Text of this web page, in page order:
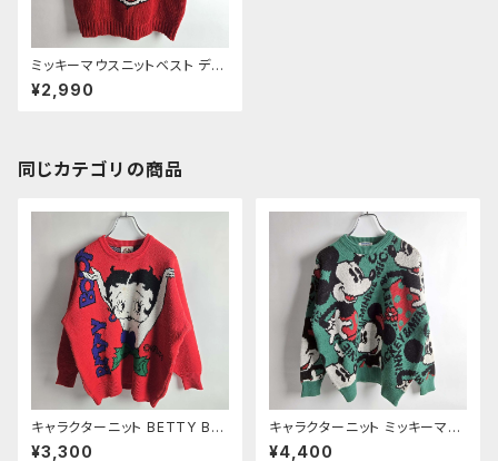
ミッキーマウスニットベスト ディ
ズニー Walt Disney Producti
ons American World レッド
¥2,990
同じカテゴリの商品
キャラクターニット BETTY BO
OP ベティブープ クルーネック
¥3,300
キャラクターニット ミッキーマウ
ス ディズニー YOSHIMURA ウ
¥4,400